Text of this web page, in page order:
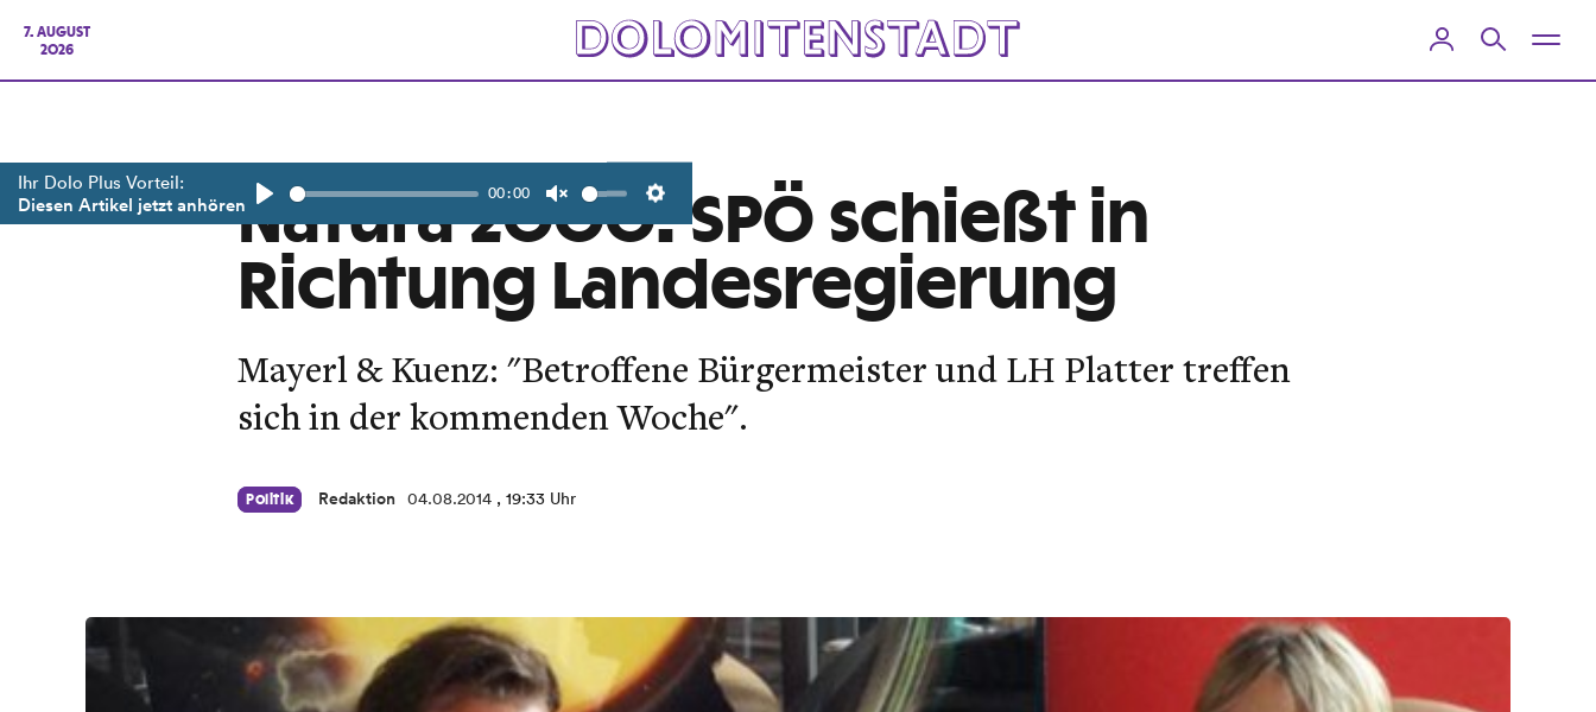
7. AUGUST
2026
Ihr Dolo Plus Vorteil:
Diesen Artikel jetzt anhören 00:00
Settings
Natura 2000: SPÖ schießt in
Richtung Landesregierung
Mayerl & Kuenz: "Betroffene Bürgermeister und LH Platter treffen
sich in der kommenden Woche".
Politik Redaktion 04.08.2014 , 19:33 Uhr